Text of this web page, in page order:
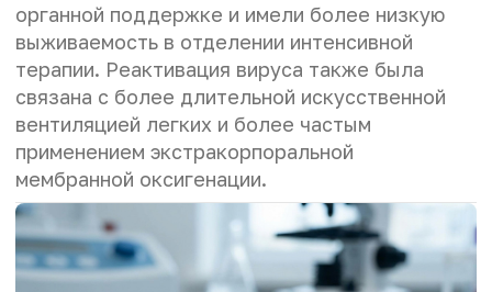
органной поддержке и имели более низкую
выживаемость в отделении интенсивной
терапии. Реактивация вируса также была
связана с более длительной искусственной
вентиляцией легких и более частым
применением экстракорпоральной
мембранной оксигенации.